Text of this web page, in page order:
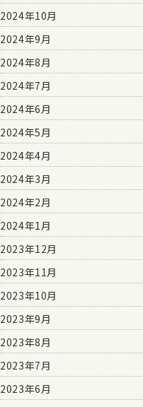
2024年10月
2024年9月
2024年8月
2024年7月
2024年6月
2024年5月
2024年4月
2024年3月
2024年2月
2024年1月
2023年12月
2023年11月
2023年10月
2023年9月
2023年8月
2023年7月
2023年6月